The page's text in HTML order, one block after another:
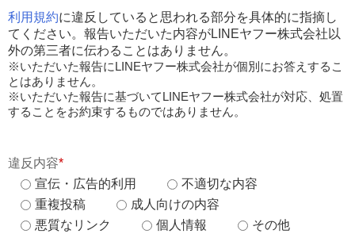
利用規約に違反していると思われる部分を具体的に指摘し
てください。報告いただいた内容がLINEヤフー株式会社以
外の第三者に伝わることはありません。
※いただいた報告にLINEヤフー株式会社が個別にお答えするこ
とはありません。
※いただいた報告に基づいてLINEヤフー株式会社が対応、処置
することをお約束するものではありません。
違反内容*
宣伝・広告的利用
不適切な内容
重複投稿
成人向けの内容
悪質なリンク
個人情報 その他